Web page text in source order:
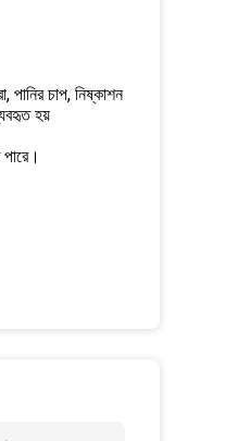
পানির চাপ, নিষ্কাশন
হয়